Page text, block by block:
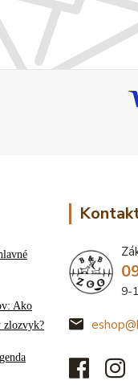
Ako
zlozvyk?
9-